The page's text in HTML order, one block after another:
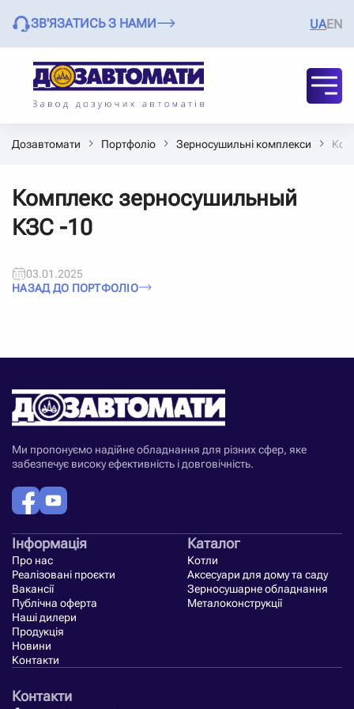
ЗВ'ЯЗАТИСЬ З НАМИ UAEN
Дозавтомати Портфоліо Зерносушильні комплекси
Комплекс зерносушильный
КЗС -10
03.01.2025
НАЗАД ДО ПОРТФОЛІО
Ми пропонуємо надійне обладнання для різних сфер, яке
забезпечує високу ефективність і довговічність.
Інформація
Про нас
Реалізовані проєкти
Вакансії
Публічна оферта
Наші дилери
Продукція
Новини
Контакти
Каталог
Котли
Аксесуари для дому та саду
Зерносушарне обладнання
Металоконструкції
Контакти